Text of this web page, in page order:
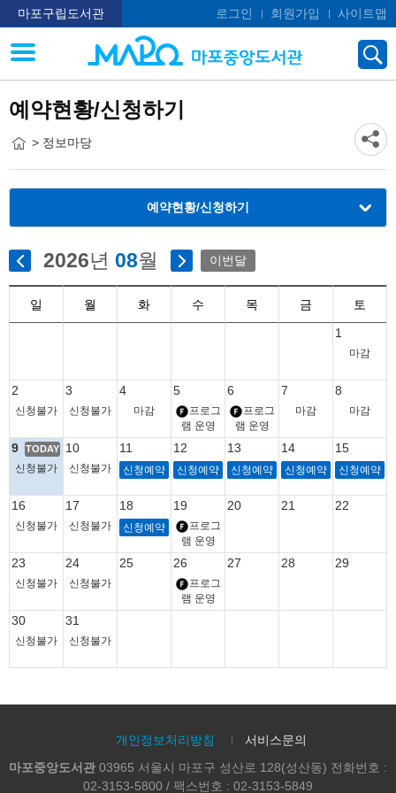
마포구립도서관 로그인 회원가입 사이트맵
예약현황/신청하기
> 정보마당
예약현황/신청하기
2026년 08월 이번달
일 월 화 수 목 금
토
1
마감
2
신청불가
3
신청불가
4
마감
5
프로그
램 운영
6
프로그
램 운영
7
마감
8
마감
9 TODAY
신청불가
10
신청불가
11
신청예약
12
신청예약
13
신청예약
14
신청예약
15
신청예약
16
신청불가
17
신청불가
18
신청예약
19
프로그
램 운영
20 21 22
23
신청불가
24
신청불가
25 26
프로그
램 운영
27 28 29
30
신청불가
31
신청불가
개인정보처리방침
서비스문의
마포중앙도서관 03965 서울시 마포구 성산로 128(성산동) 전화번호 :
02-3153-5800 / 팩스번호 : 02-3153-5849